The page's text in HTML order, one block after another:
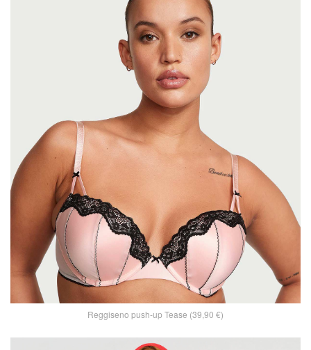
Reggiseno push-up Tease (39,90 €)